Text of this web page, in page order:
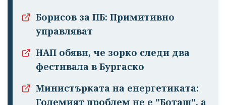
Борисов за ПБ: Примитивно
управляват
НАП обяви, че зорко следи два
фестивала в Бургаско
Министърката на енергетиката:
Големият проблем не е "Боташ", а